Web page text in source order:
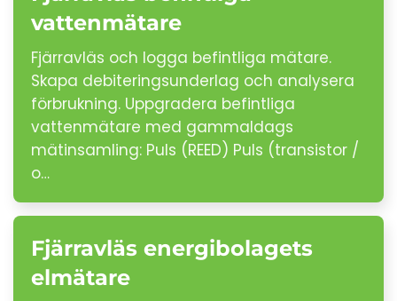
vattenmätare
Fjärravläs och logga befintliga mätare.
Skapa debiteringsunderlag och analysera
förbrukning. Uppgradera befintliga
vattenmätare med gammaldags
mätinsamling: Puls (REED) Puls (transistor /
o…
Fjärravläs energibolagets
elmätare